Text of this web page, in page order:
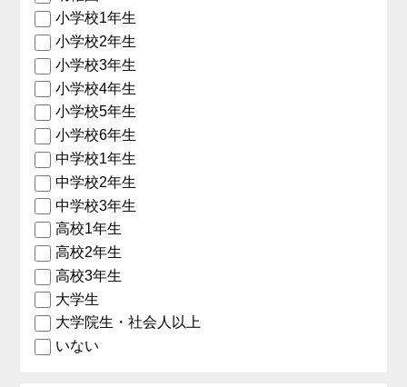
小学校1年生
小学校2年生
小学校3年生
小学校4年生
小学校5年生
小学校6年生
中学校1年生
中学校2年生
中学校3年生
高校1年生
高校2年生
高校3年生
大学生
大学院生・社会人以上
いない